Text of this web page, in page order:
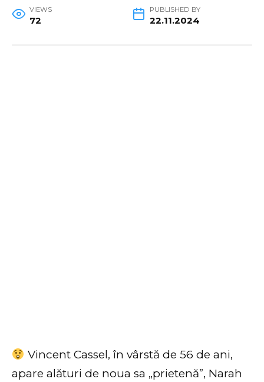
VIEWS
72
PUBLISHED BY
22.11.2024
Vincent Cassel, în vârstă de 56 de ani,
apare alături de noua sa „prietenă”, Narah